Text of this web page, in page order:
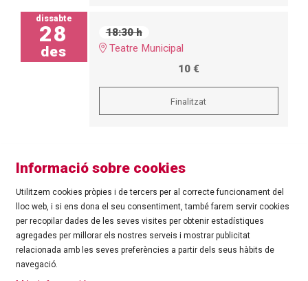
dissabte
28
des
18:30 h
Teatre Municipal
10 €
Finalitzat
©Ajuntament de Roses| C/ Tarragona, 81 | 17480 ROSES
Tel.: 972 25 24 00 |cultura@roses.cat
Informació sobre cookies
Utilitzem cookies pròpies i de tercers per al correcte funcionament del
lloc web, i si ens dona el seu consentiment, també farem servir cookies
per recopilar dades de les seves visites per obtenir estadístiques
agregades per millorar els nostres serveis i mostrar publicitat
relacionada amb les seves preferències a partir dels seus hàbits de
navegació.